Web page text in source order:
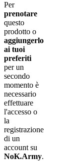
Per
prenotare
questo
prodotto o
aggiungerlo
ai tuoi
preferiti
per un
secondo
momento è
necessario
effettuare
l'accesso o
la
registrazione
di un
account su
NoK.Army.